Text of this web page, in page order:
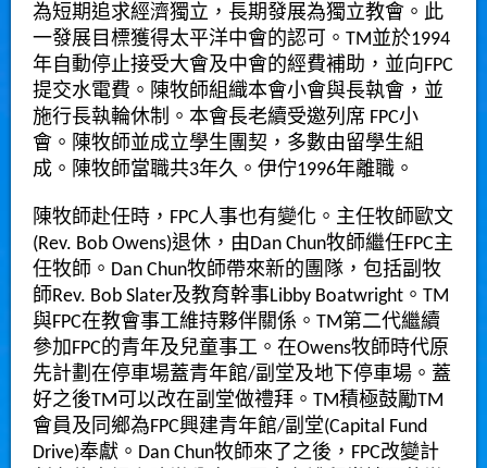
為短期追求經濟獨立，長期發展為獨立教會。此
一發展目標獲得太平洋中會的認可。TM並於1994
年自動停止接受大會及中會的經費補助，並向FPC
提交水電費。陳牧師組織本會小會與長執會，並
施行長執輪休制。本會長老續受邀列席 FPC小
會。陳牧師並成立學生團契，多數由留學生組
成。陳牧師當職共3年久。伊佇1996年離職。
陳牧師赴任時，FPC人事也有變化。主任牧師歐文
(Rev. Bob Owens)退休，由Dan Chun牧師繼任FPC主
任牧師。Dan Chun牧師帶來新的團隊，包括副牧
師Rev. Bob Slater及教育幹事Libby Boatwright。TM
與FPC在教會事工維持夥伴關係。TM第二代繼續
參加FPC的青年及兒童事工。在Owens牧師時代原
先計劃在停車場蓋青年館/副堂及地下停車場。蓋
好之後TM可以改在副堂做禮拜。TM積極鼓勵TM
會員及同鄉為FPC興建青年館/副堂(Capital Fund
Drive)奉獻。Dan Chun牧師來了之後，FPC改變計